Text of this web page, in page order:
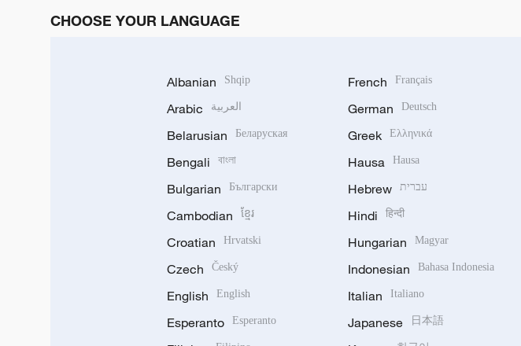
CHOOSE YOUR LANGUAGE
Albanian Shqip
Arabic العربية
Belarusian Беларуская
Bengali বাংলা
Bulgarian Български
Cambodian ខ្មែរ
Croatian Hrvatski
Czech Český
English English
Esperanto Esperanto
French Français
German Deutsch
Greek Ελληνικά
Hausa Hausa
Hebrew עברית
Hindi हिन्दी
Hungarian Magyar
Indonesian Bahasa Indonesia
Italian Italiano
Japanese 日本語